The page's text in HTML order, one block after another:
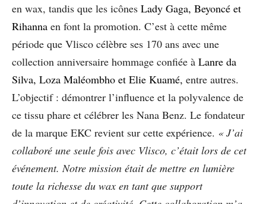
en wax, tandis que les icônes Lady Gaga, Beyoncé et
Rihanna en font la promotion. C’est à cette même
période que Vlisco célèbre ses 170 ans avec une
collection anniversaire hommage confiée à Lanre da
Silva, Loza Maléombho et Elie Kuamé, entre autres.
L’objectif : démontrer l’influence et la polyvalence de
ce tissu phare et célébrer les Nana Benz. Le fondateur
de la marque EKC revient sur cette expérience. « J’ai
collaboré une seule fois avec Vlisco, c’était lors de cet
événement. Notre mission était de mettre en lumière
toute la richesse du wax en tant que support